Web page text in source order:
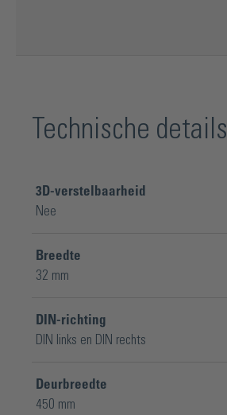
Technische details
3D-verstelbaarheid
Nee
Breedte
32 mm
DIN-richting
DIN links en DIN rechts
Deurbreedte
450 mm